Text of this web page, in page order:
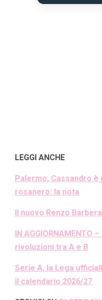
LEGGI ANCHE
Palermo, Cassandro
rosanero: la nota
Il nuovo Renzo
IN AGGIORNAMENTO
rivoluzioni tra A e B
Serie A, la Lega
il calendario 2026/27